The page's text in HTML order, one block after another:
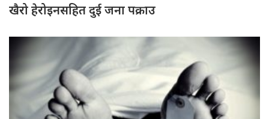
खैरो हेरोइनसहित दुई जना पक्राउ